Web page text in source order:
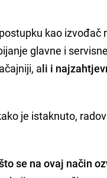
kao izvođač
glavne i
ali i
je istaknuto,
se na ovaj način